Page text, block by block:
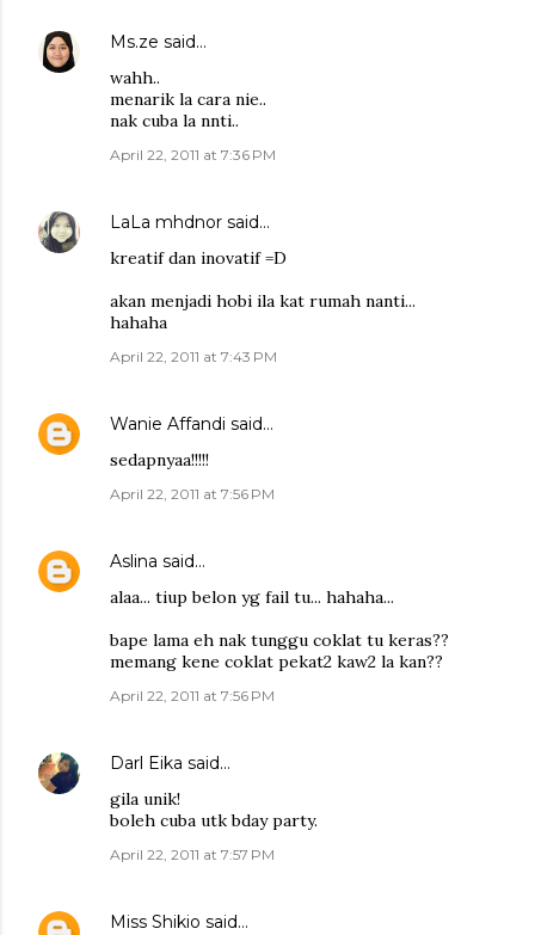
Ms.ze said…
wahh..
menarik la cara nie..
nak cuba la nnti..
April 22, 2011 at 7:36 PM
LaLa mhdnor said…
kreatif dan inovatif =D
akan menjadi hobi ila kat rumah nanti...
hahaha
April 22, 2011 at 7:43 PM
Wanie Affandi said…
sedapnyaa!!!!!
April 22, 2011 at 7:56 PM
Aslina said…
alaa... tiup belon yg fail tu... hahaha...
bape lama eh nak tunggu coklat tu keras??
memang kene coklat pekat2 kaw2 la kan??
April 22, 2011 at 7:56 PM
Darl Eika said…
gila unik!
boleh cuba utk bday party.
April 22, 2011 at 7:57 PM
Miss Shikio said…